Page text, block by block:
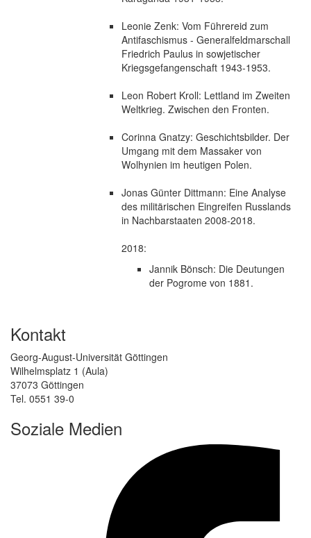
Leonie Zenk: Vom Führereid zum
Antifaschismus - Generalfeldmarschall
Friedrich Paulus in sowjetischer
Kriegsgefangenschaft 1943-1953.
Leon Robert Kroll: Lettland im Zweiten
Weltkrieg. Zwischen den Fronten.
Corinna Gnatzy: Geschichtsbilder. Der
Umgang mit dem Massaker von
Wolhynien im heutigen Polen.
Jonas Günter Dittmann: Eine Analyse
des militärischen Eingreifen Russlands
in Nachbarstaaten 2008-2018.
2018:
Jannik Bönsch: Die Deutungen
der Pogrome von 1881.
Kontakt
Georg-August-Universität Göttingen
Wilhelmsplatz 1 (Aula)
37073 Göttingen
Tel. 0551 39-0
Soziale Medien